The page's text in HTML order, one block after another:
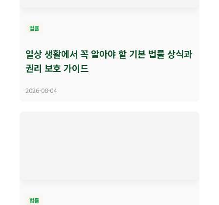
법률
일상 생활에서 꼭 알아야 할 기본 법률 상식과
권리 보호 가이드
2026-08-04
법률